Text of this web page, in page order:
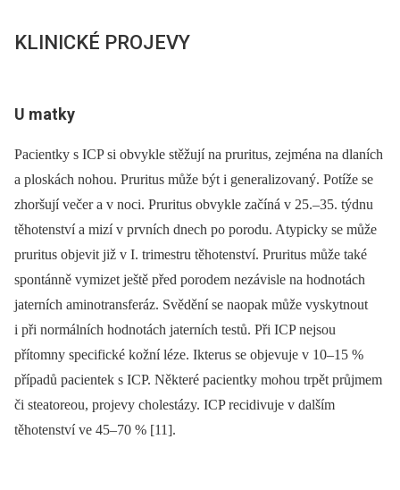
KLINICKÉ PROJEVY
U matky
Pacientky s ICP si obvykle stěžují na pruritus, zejména na dlaních
a ploskách nohou. Pruritus může být i generalizovaný. Potíže se
zhoršují večer a v noci. Pruritus obvykle začíná v 25.–35. týdnu
těhotenství a mizí v prvních dnech po porodu. Atypicky se může
pruritus objevit již v I. trimestru těhotenství. Pruritus může také
spontánně vymizet ještě před porodem nezávisle na hodnotách
jaterních aminotransferáz. Svědění se naopak může vyskytnout
i při normálních hodnotách jaterních testů. Při ICP nejsou
přítomny specifické kožní léze. Ikterus se objevuje v 10–15 %
případů pacientek s ICP. Některé pacientky mohou trpět průjmem
či steatoreou, projevy cholestázy. ICP recidivuje v dalším
těhotenství ve 45–70 % [11].